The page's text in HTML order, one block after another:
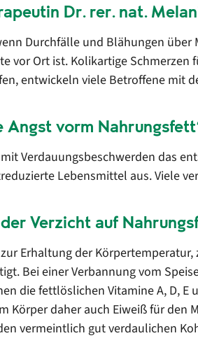
Dr. rer. nat.
Durchfälle und Blähungen
vor Ort ist. Kolikartige
entwickeln viele Betroffene mit
vorm
Verdauungsbeschwerden das
Lebensmittel aus. Viele
Verzicht auf
Erhaltung der
Bei einer Verbannung vom
die fettlöslichen Vitamine A, D,
Körper daher auch Eiweiß für
vermeintlich gut verdaulichen